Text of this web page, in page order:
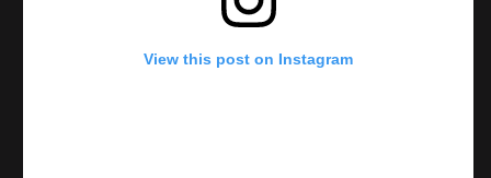
View this post on Instagram